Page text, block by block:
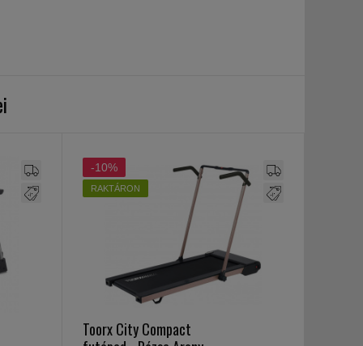
-10%
RAKTÁRON
Toorx City Compact